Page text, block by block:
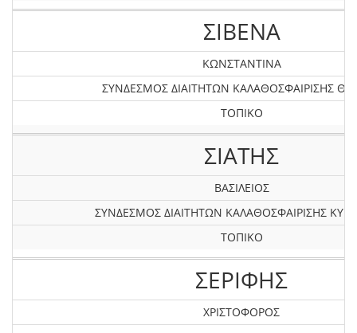
ΣΙΒΕΝΑ
ΚΩΝΣΤΑΝΤΙΝΑ
ΣΥΝΔΕΣΜΟΣ ΔΙΑΙΤΗΤΩΝ ΚΑΛΑΘΟΣΦΑΙΡΙΣΗΣ
ΤΟΠΙΚΟ
ΣΙΑΤΗΣ
ΒΑΣΙΛΕΙΟΣ
ΣΥΝΔΕΣΜΟΣ ΔΙΑΙΤΗΤΩΝ ΚΑΛΑΘΟΣΦΑΙΡΙΣΗΣ
ΤΟΠΙΚΟ
ΣΕΡΙΦΗΣ
ΧΡΙΣΤΟΦΟΡΟΣ